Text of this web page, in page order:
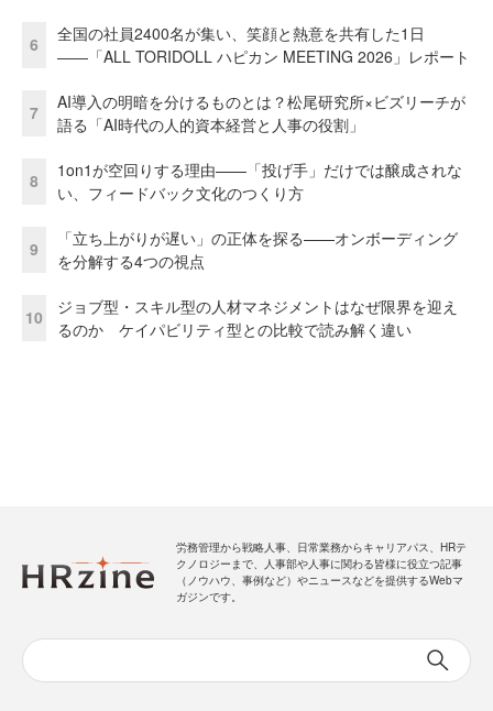
6
全国の社員2400名が集い、笑顔と熱意を共有した1日
――「ALL TORIDOLL ハピカン MEETING 2026」レポート
7
AI導入の明暗を分けるものとは？松尾研究所×ビズリーチが
語る「AI時代の人的資本経営と人事の役割」
8
1on1が空回りする理由——「投げ手」だけでは醸成されな
い、フィードバック文化のつくり方
9
「立ち上がりが遅い」の正体を探る——オンボーディング
を分解する4つの視点
10
ジョブ型・スキル型の人材マネジメントはなぜ限界を迎え
るのか ケイパビリティ型との比較で読み解く違い
労務管理から戦略人事、日常業務からキャリアパス、HRテ
クノロジーまで、人事部や人事に関わる皆様に役立つ記事
（ノウハウ、事例など）やニュースなどを提供するWebマ
ガジンです。